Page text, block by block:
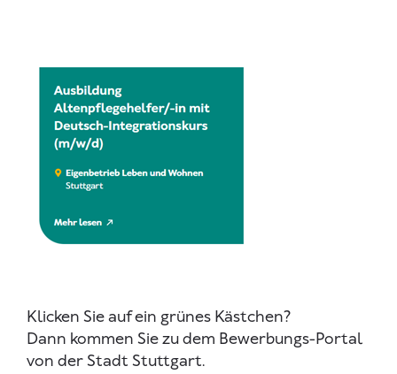
Klicken Sie auf ein grünes Kästchen?
Dann kommen Sie zu dem Bewerbungs-Portal
von der Stadt Stuttgart.